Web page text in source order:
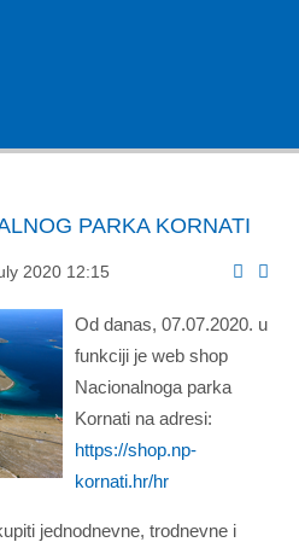
PARKA KORNATI
2020 12:15
Od danas, 07.07.2020. u
funkciji je web shop
Nacionalnoga parka
Kornati na adresi:
https://shop.np-
kornati.hr/hr
jednodnevne, trodnevne i